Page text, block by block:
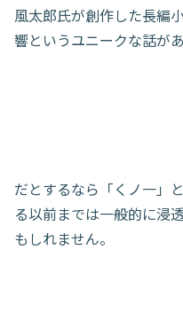
風太郎氏が創作した長編
響というユニークな話があ
だとするなら「くノ一」
る以前までは一般的に浸
もしれません。